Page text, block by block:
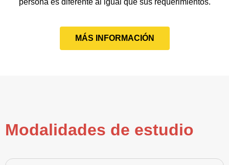
persona es diferente al igual que sus requerimientos.
MÁS INFORMACIÓN
Modalidades de estudio